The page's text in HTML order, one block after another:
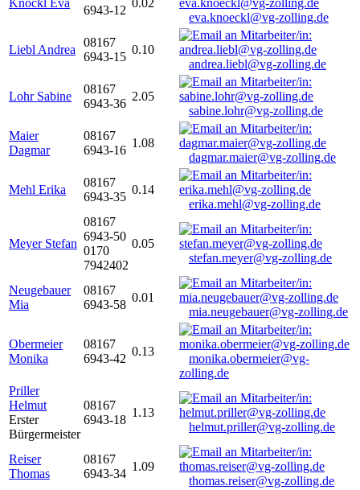
Knöckl Eva
6943-12
0.02
eva.knoeckl@vg-zolling.de
Liebl Andrea
08167
6943-15
0.10
andrea.liebl@vg-zolling.de
Lohr Sabine
08167
6943-36
2.05
sabine.lohr@vg-zolling.de
Maier
Dagmar
08167
6943-16
1.08
dagmar.maier@vg-zolling.de
Mehl Erika
08167
6943-35
0.14
erika.mehl@vg-zolling.de
Meyer Stefan
08167
6943-50
0170
7942402
0.05
stefan.meyer@vg-zolling.de
Neugebauer
Mia
08167
6943-58
0.01
mia.neugebauer@vg-zolling.de
Obermeier
Monika
08167
6943-42
0.13
monika.obermeier@vg-
zolling.de
Priller
Helmut
Erster
Bürgermeister
08167
6943-18
1.13
helmut.priller@vg-zolling.de
Reiser
Thomas
08167
6943-34
1.09
thomas.reiser@vg-zolling.de